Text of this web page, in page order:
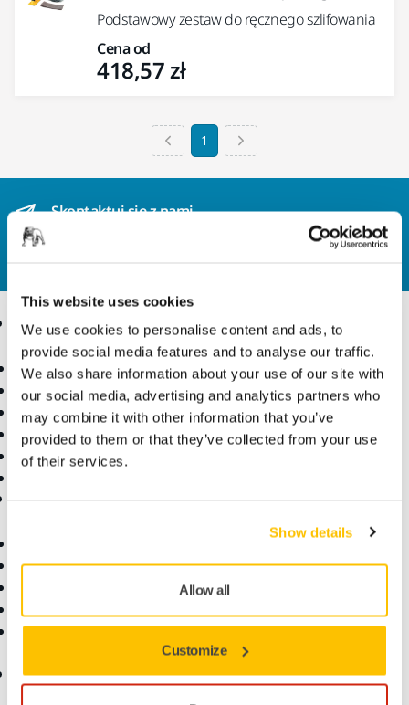
This website uses cookies
We use cookies to personalise content and ads, to
provide social media features and to analyse our traffic.
We also share information about your use of our site with
our social media, advertising and analytics partners who
may combine it with other information that you’ve
provided to them or that they’ve collected from your use
of their services.
Show details
Allow all
Customize
Podstawowy zestaw do ręcznego szlifowania
Cena od
418,57 zł
1
Skontaktuj się z nami
Skontaktuj się z nami,
Produkty
Elektronarzędzia
Szlifowanie bezpyłowe
Materiały i środki ścierne
Akcesoria
Przemysł precyzyjny
Know-how
Branże
Zastosowania
Rozwiązania
Warunki gwarancji
Centrum pomocy
Aplikacja myMirka®
Skontaktuj się z nami
Aktualności
Dla mediów
Dla partnerów
Sklep Internetowy